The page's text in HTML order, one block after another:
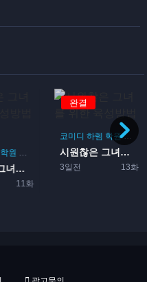
학원 로맨스 게임
시원찮은 그녀를 위한 육성방...
11화
완결
코미디 하렘 학원 로맨
시원찮은 그녀를 위한 육성방...
3일전 13화